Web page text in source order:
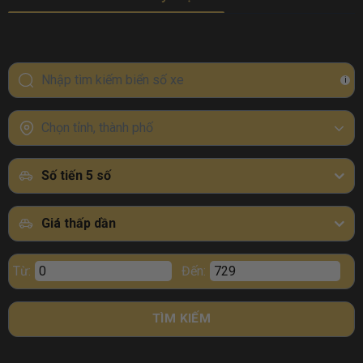
i
Chọn tỉnh, thành phố
Số tiến 5 số
Giá thấp dần
Từ: Đến:
TÌM KIẾM